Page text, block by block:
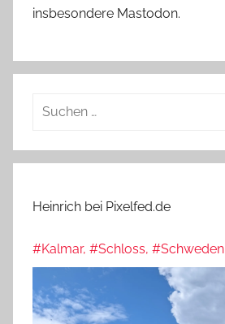
insbesondere Mastodon.
Suchen
Heinrich bei Pixelfed.de
#Kalmar, #Schloss, #Schweden